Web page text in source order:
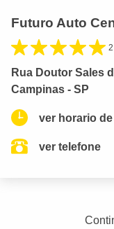
Futuro Auto
2
Rua Doutor Sales
Campinas - SP
ver horario
ver telefone